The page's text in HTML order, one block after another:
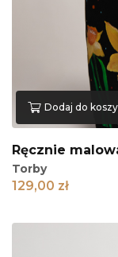
Dodaj do
Ręcznie
Torby
129,00 zł